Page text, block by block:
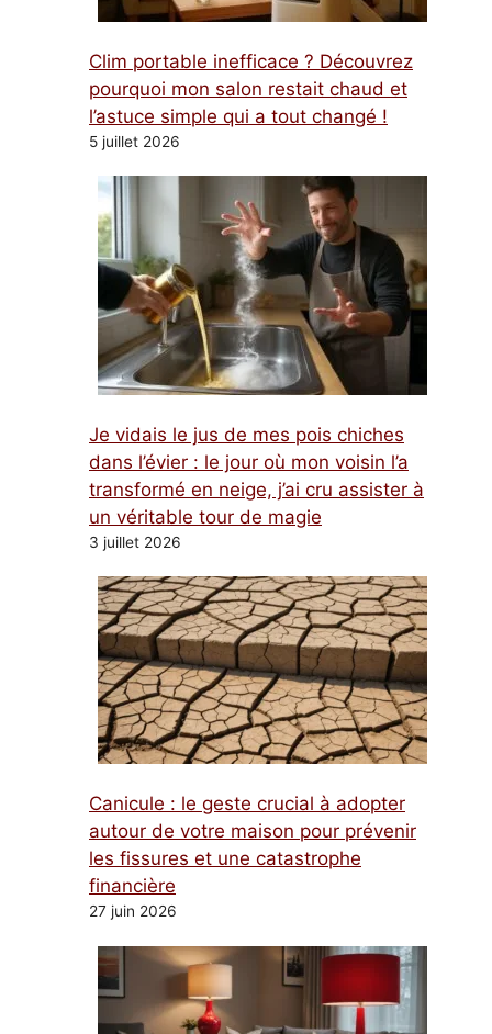
Clim portable inefficace ? Découvrez
pourquoi mon salon restait chaud et
l’astuce simple qui a tout changé !
5 juillet 2026
Je vidais le jus de mes pois chiches
dans l’évier : le jour où mon voisin l’a
transformé en neige, j’ai cru assister à
un véritable tour de magie
3 juillet 2026
Canicule : le geste crucial à adopter
autour de votre maison pour prévenir
les fissures et une catastrophe
financière
27 juin 2026